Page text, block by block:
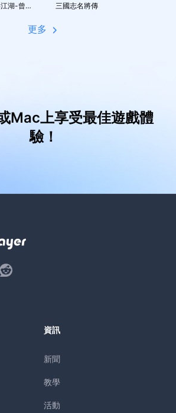
邪影江湖-曾莞婷等你大開殺戒 三國志名將傳
更多
Mac上享受最佳遊戲體
驗！
資訊
新聞
教學
活動